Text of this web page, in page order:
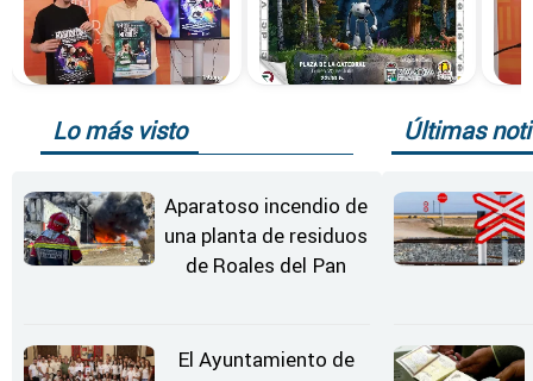
Lo más visto
Aparatoso incendio de
una planta de residuos
de Roales del Pan
El Ayuntamiento de
Últimas